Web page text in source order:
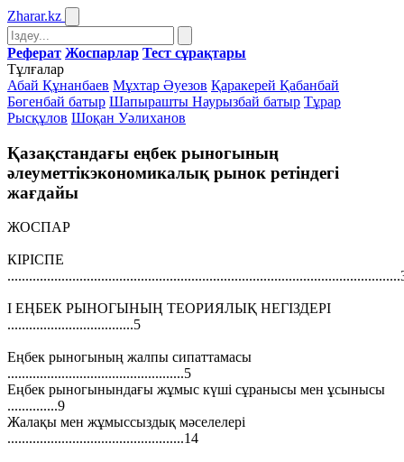
Zharar.kz
Реферат Жоспарлар Тест сұрақтары
Тұлғалар
Абай Құнанбаев Мұхтар Әуезов Қаракерей Қабанбай
Бөгенбай батыр Шапырашты Наурызбай батыр Тұрар
Рысқұлов Шоқан Уәлиханов
Қазақстандағы еңбек рыногының
әлеуметтікэкономикалық рынок ретіндегі
жағдайы
ЖОСПАР
КIРIСПЕ
I ЕҢБЕК РЫНОГЫНЫҢ ТЕОРИЯЛЫҚ НЕГІЗДЕРІ
...................................5
Еңбек рыногының жалпы сипаттамасы
.................................................5
Еңбек рыногынындағы жұмыс күші сұранысы мен ұсынысы
..............9
Жалақы мен жұмыссыздық мәселелері
.................................................14